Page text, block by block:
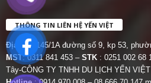
THÔNG TIN LIÊN HỆ YẾN VIỆT
Địa chỉ:
145/1A đường số 9, kp 53,
MST: 0311 841 453 – STK : 0251 002 68
Tây-CÔNG TY TNHH DU LỊCH YẾN VIỆT